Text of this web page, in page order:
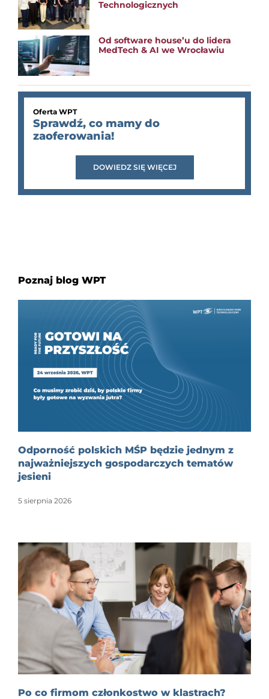
Technologicznych
Od software house’u do lidera
MedTech & AI we Wrocławiu
Oferta WPT
Sprawdź, co mamy do
zaoferowania!
DOWIEDZ SIĘ WIĘCEJ
Poznaj blog WPT
Odporność polskich MŚP będzie jednym z
najważniejszych gospodarczych tematów
jesieni
5 sierpnia 2026
Po co firmom członkostwo w klastrach?